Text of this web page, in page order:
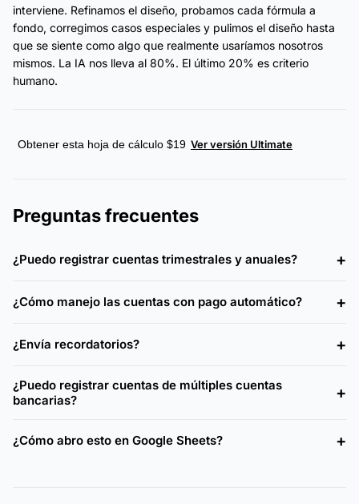
interviene. Refinamos el diseño, probamos cada fórmula a
fondo, corregimos casos especiales y pulimos el diseño hasta
que se siente como algo que realmente usaríamos nosotros
mismos. La IA nos lleva al 80%. El último 20% es criterio
humano.
Obtener esta hoja de cálculo $19 Ver versión Ultimate
Preguntas frecuentes
¿Puedo registrar cuentas trimestrales y anuales?
¿Cómo manejo las cuentas con pago automático?
¿Envía recordatorios?
¿Puedo registrar cuentas de múltiples cuentas
bancarias?
¿Cómo abro esto en Google Sheets?